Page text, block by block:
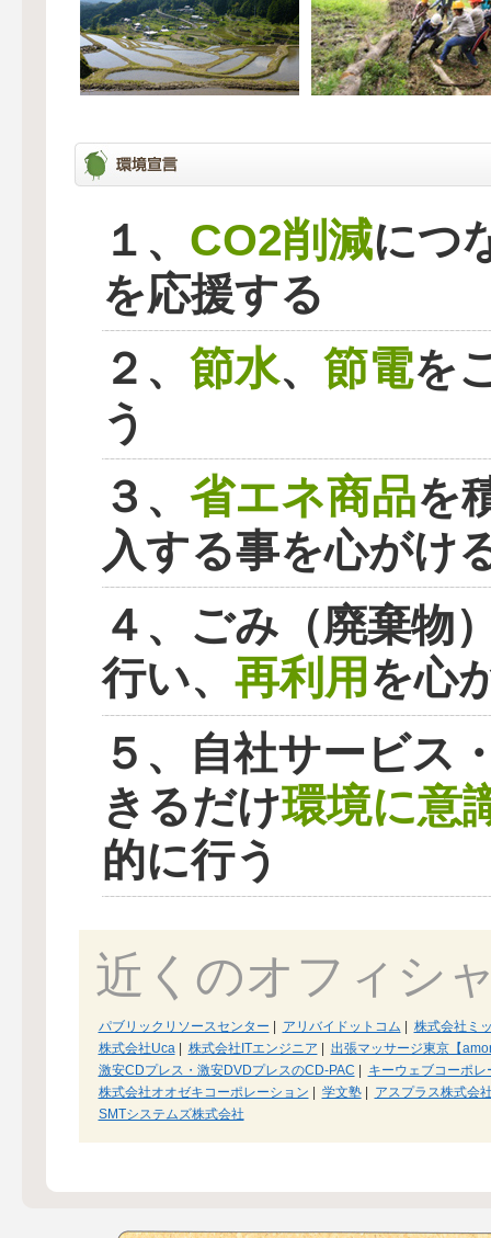
１、 CO2削減につ
を応援する
２、 節水、 節電を
う
３、 省エネ商品を
入する事を心がけ
４、ごみ（廃棄物
行い、 再利用を心
５、自社サービス
きるだけ環境に意
的に行う
近くのオフィシ
パブリックリソースセンター アリバイドットコム
株式会社ミ
株式会社Uca| 株式会社ITエンジニア
出張マッサージ東京【
激安CDプレス・激安DVDプレスのCD-PAC
キーウェブコーポレ
株式会社オオゼキコーポレーション
学文塾|
アスプラス株式会
SMTシステムズ株式会社